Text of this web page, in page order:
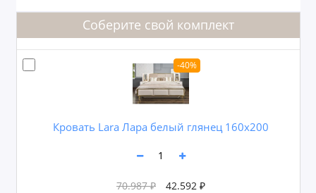
Соберите свой комплект
-40%
Кровать Lara Лара белый глянец 160х200
70.987 ₽ 42.592 ₽